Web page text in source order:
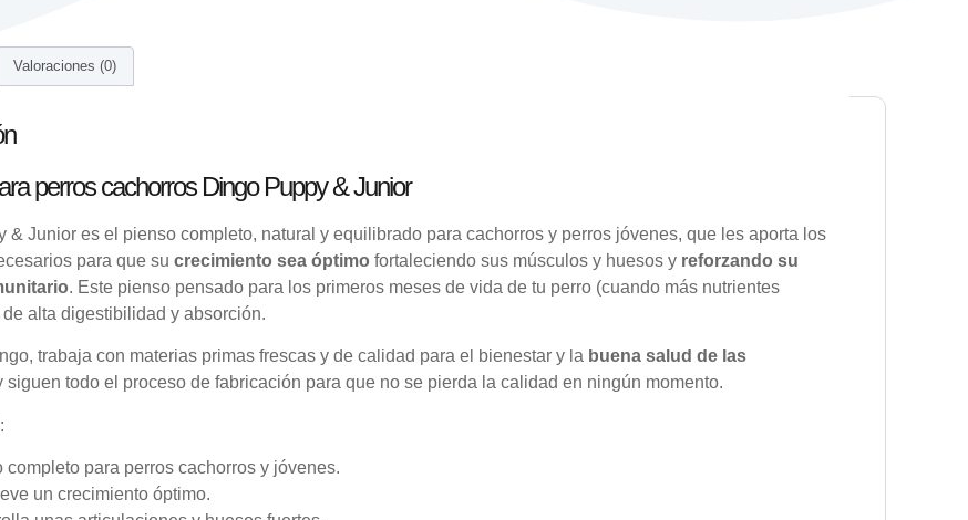
Valoraciones (0)
perros cachorros Dingo Puppy & Junior
& Junior es el pienso completo, natural y equilibrado para cachorros y perros jóvenes, que les aporta los
para que su crecimiento sea óptimo fortaleciendo sus músculos y huesos y reforzando su
. Este pienso pensado para los primeros meses de vida de tu perro (cuando más nutrientes
alta digestibilidad y absorción.
trabaja con materias primas frescas y de calidad para el bienestar y la buena salud de las
siguen todo el proceso de fabricación para que no se pierda la calidad en ningún momento.
:
completo para perros cachorros y jóvenes.
un crecimiento óptimo.